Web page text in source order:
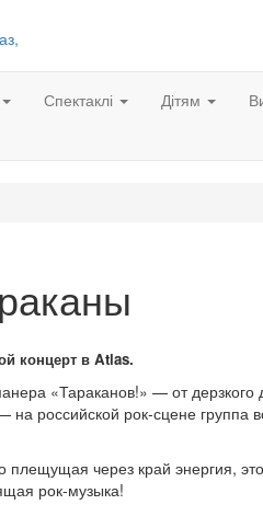
Спектаклі Дітям
концерт в Atlas.
«Тараканов!» — от дерзкого
российской рок-сцене группа
через край энергия,
рок-музыка!